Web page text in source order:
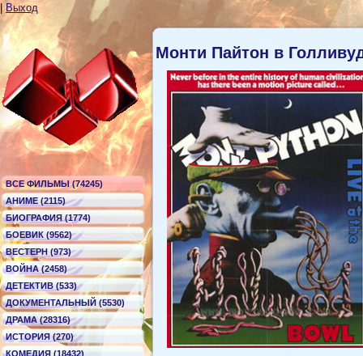
Выход
ВСЕ ФИЛЬМЫ (74245)
АНИМЕ (2115)
БИОГРАФИЯ (1774)
БОЕВИК (9562)
ВЕСТЕРН (973)
ВОЙНА (2458)
ДЕТЕКТИВ (533)
ДОКУМЕНТАЛЬНЫЙ (5530)
ДРАМА (28316)
ИСТОРИЯ (270)
КОМЕДИЯ (18432)
Монти Пайтон в